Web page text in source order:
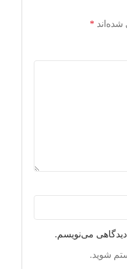
*
دیدگاهی می‌نویسم.
شوید.